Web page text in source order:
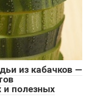
из кабачков —
и полезных